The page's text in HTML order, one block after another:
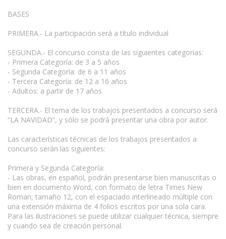
BASES
PRIMERA.- La participación será a título individual
SEGUNDA.- El concurso consta de las siguientes categorías:
- Primera Categoría: de 3 a 5 años
- Segunda Categoría: de 6 a 11 años
- Tercera Categoría: de 12 a 16 años
- Adultos: a partir de 17 años
TERCERA.- El tema de los trabajos presentados a concurso será
“LA NAVIDAD”, y sólo se podrá presentar una obra por autor.
Las características técnicas de los trabajos presentados a
concurso serán las siguientes:
Primera y Segunda Categoría:
- Las obras, en español, podrán presentarse bien manuscritas o
bien en documento Word, con formato de letra Times New
Roman, tamaño 12, con el espaciado interlineado múltiple con
una extensión máxima de 4 folios escritos por una sola cara.
Para las ilustraciones se puede utilizar cualquier técnica, siempre
y cuando sea de creación personal.